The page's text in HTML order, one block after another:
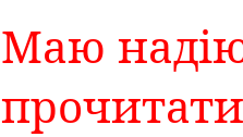
Маю